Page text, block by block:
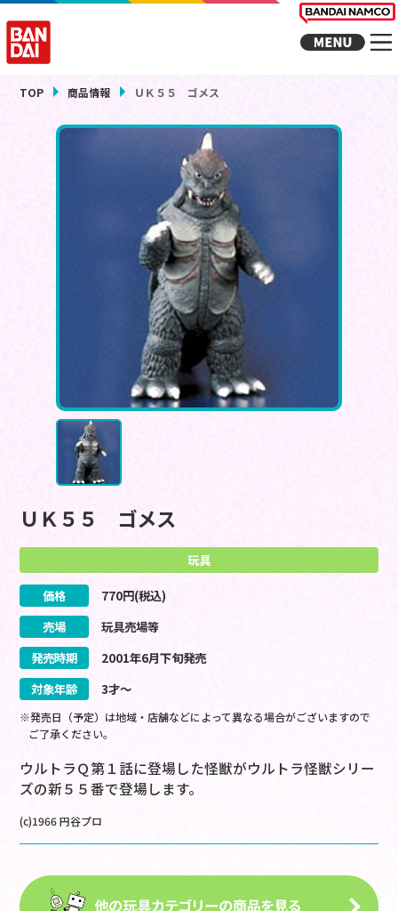
TOP 商品情報 ＵＫ５５ ゴメス
ＵＫ５５ ゴメス
玩具
価格 770円(税込)
売場
玩具売場等
発売時期
2001年6月下旬発売
対象年齢
3才～
※発売日（予定）は地域・店舗などによって異なる場合がございますので
ご了承ください。
ウルトラＱ第１話に登場した怪獣がウルトラ怪獣シリー
ズの新５５番で登場します。
(c)1966 円谷プロ